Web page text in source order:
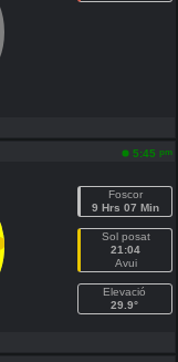
5:45 pm
Foscor
9 Hrs 07 Min
Sol posat
21:04
Avui
Elevació
29.9°